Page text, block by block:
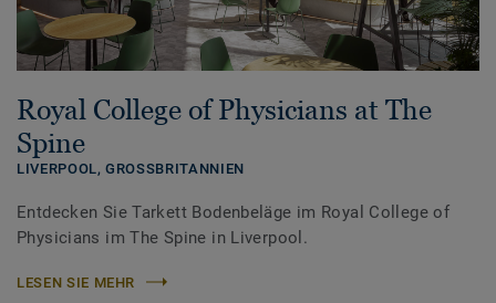
Royal College of Physicians at The
Spine
LIVERPOOL,GROSSBRITANNIEN
Entdecken Sie Tarkett Bodenbeläge im Royal College of
Physicians im The Spine in Liverpool.
LESEN SIE MEHR